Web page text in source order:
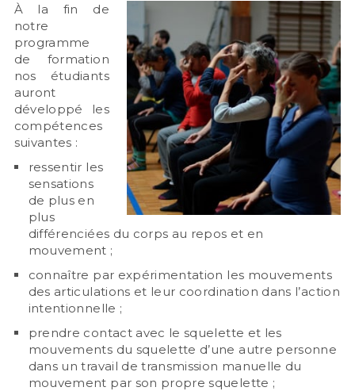
À la fin de
notre
programme
de formation
nos étudiants
auront
développé les
compétences
suivantes :
ressentir les
sensations
de plus en
plus
différenciées du corps au repos et en
mouvement ;
connaître par expérimentation les mouvements
des articulations et leur coordination dans l’action
intentionnelle ;
prendre contact avec le squelette et les
mouvements du squelette d’une autre personne
dans un travail de transmission manuelle du
mouvement par son propre squelette ;